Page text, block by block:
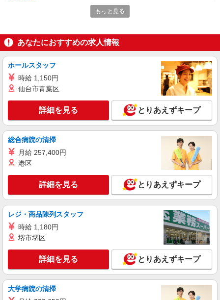
株式会社kotrio /●OK-H-2021268
真庭市＊グループホームSTAFF＊生活のサポ
時給1350円〜2062円 ＜日払い有/週払い有/交
通費全支給(ガソリン代含む)＞
キープ 詳細を見る
株式会社kotrio /●OK-H-2021151
<真庭市>高時給&シフト柔軟でいいとこ取り♪
時給1350円〜2062円 ＜日払い有/週払い有/交
通費全支給(ガソリン代含む)＞
キープ 詳細を見る
派遣社員
株式会社kotrio /●OK-H-1976025
真庭市★シフト柔軟で長く働きやすいシニア向
時給1350円〜2062円 ＜日払い有/週払い有/交
通費全支給(ガソリン代含む)＞
真庭市内/周辺エリアでご紹介
詳細を見る
もっと見る
あなたにおすすめの求人情報
ホールスタッフ
時給 1,150円
仙台市青葉区
詳細を見る とりあえずキープ
総合病院の清掃
月給 257,400円
港区
詳細を見る とりあえずキープ
レジ・商品陳列スタッフ
時給 1,180円
堺市堺区
詳細を見る とりあえずキープ
大学病院の清掃